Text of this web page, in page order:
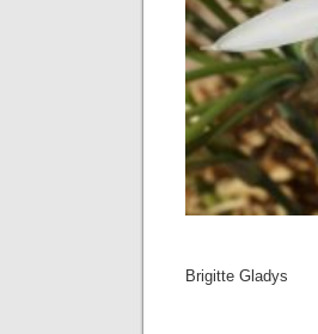
Brigitte Gladys